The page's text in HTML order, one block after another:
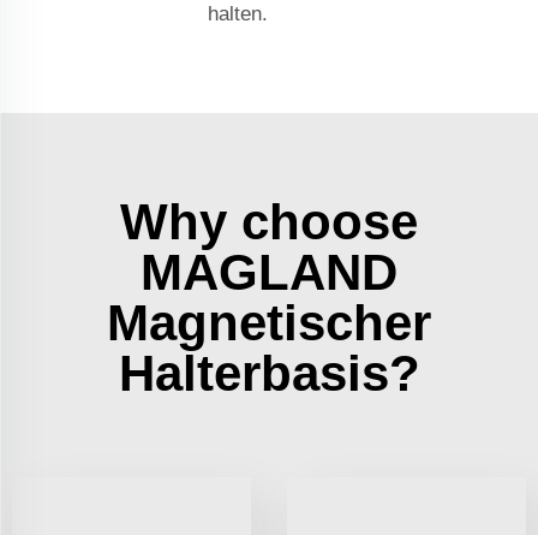
halten.
Why choose
MAGLAND
Magnetischer
Halterbasis?